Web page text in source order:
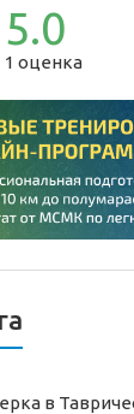
5.0
1 оценка
в